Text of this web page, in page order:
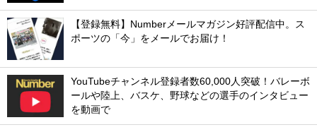
【登録無料】Numberメールマガジン好評配信中。ス
ポーツの「今」をメールでお届け！
YouTubeチャンネル登録者数60,000人突破！バレーボ
ールや陸上、バスケ、野球などの選手のインタビュー
を動画で